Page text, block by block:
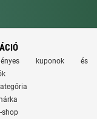
kuponok és
shop